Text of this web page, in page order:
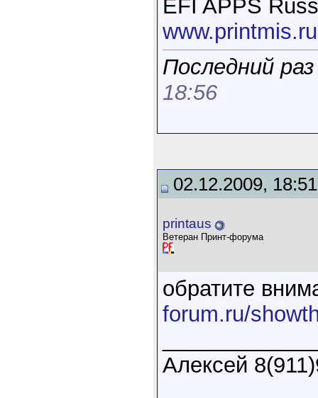
EFI APPS
www.printmis.ru
Последний
18:56
02.12.2009, 18:51
printaus
Ветеран Принт-форума
обратите
forum.ru/
Алексей